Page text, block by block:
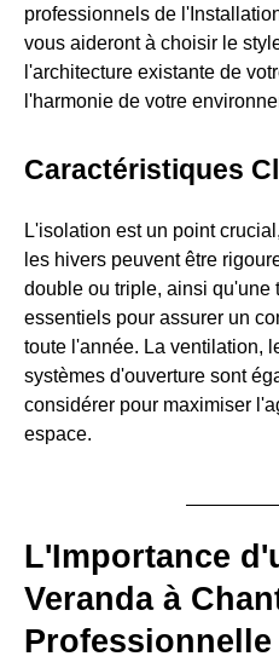
professionnels de
vous aideront à choisir le
l'architecture existante de
l'harmonie de votre
Caractéristiques
L'isolation est un point
les hivers peuvent être
double ou triple, ainsi qu'une
essentiels pour assurer un
toute l'année. La ventilation,
systèmes d'ouverture sont
considérer pour maximiser
espace.
L'Importance
Veranda à
Professionnelle